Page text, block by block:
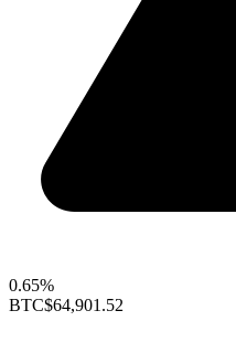
0.65%
BTC$64,901.52